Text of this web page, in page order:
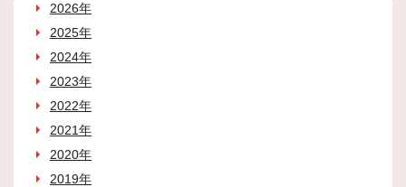
2026年
2025年
2024年
2023年
2022年
2021年
2020年
2019年